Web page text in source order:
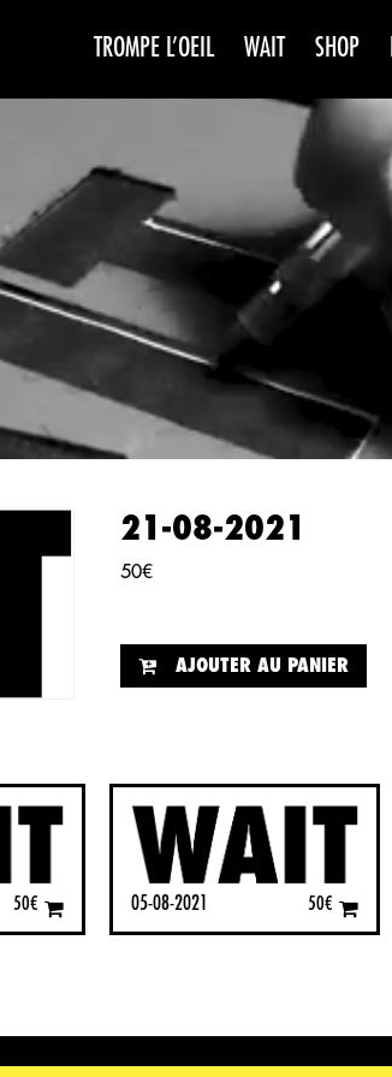
TROMPE L’OEIL WAIT SHOP
WAIT
SAISONS
21-08-2021
50€
AJOUTER AU PANIER
50€ 05-08-2021 50€